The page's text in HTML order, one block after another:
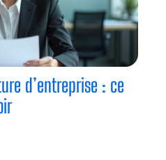
d’entreprise : ce